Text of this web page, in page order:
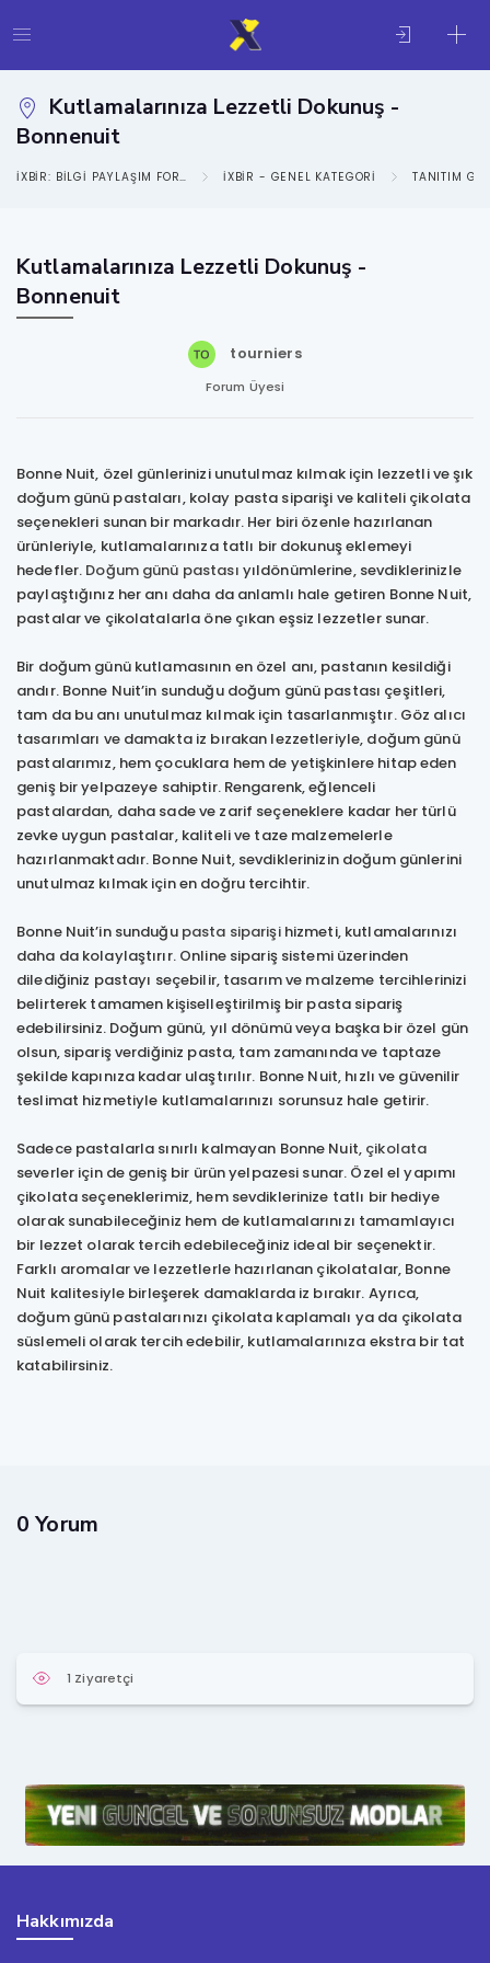
Kutlamalarınıza Lezzetli Dokunuş -
Bonnenuit
IXBIR: BILGI PAYLAŞIM FORUMU IXBIR - GENEL KATEGORI TANITIM
Kutlamalarınıza Lezzetli Dokunuş -
Bonnenuit
tourniers
Forum Üyesi
Bonne Nuit, özel günlerinizi unutulmaz kılmak için lezzetli ve şık
doğum günü pastaları, kolay pasta siparişi ve kaliteli çikolata
seçenekleri sunan bir markadır. Her biri özenle hazırlanan
ürünleriyle, kutlamalarınıza tatlı bir dokunuş eklemeyi
hedefler. Doğum günü pastası yıldönümlerine, sevdiklerinizle
paylaştığınız her anı daha da anlamlı hale getiren Bonne Nuit,
pastalar ve çikolatalarla öne çıkan eşsiz lezzetler sunar.
Bir doğum günü kutlamasının en özel anı, pastanın kesildiği
andır. Bonne Nuit’in sunduğu doğum günü pastası çeşitleri,
tam da bu anı unutulmaz kılmak için tasarlanmıştır. Göz alıcı
tasarımları ve damakta iz bırakan lezzetleriyle, doğum günü
pastalarımız, hem çocuklara hem de yetişkinlere hitap eden
geniş bir yelpazeye sahiptir. Rengarenk, eğlenceli
pastalardan, daha sade ve zarif seçeneklere kadar her türlü
zevke uygun pastalar, kaliteli ve taze malzemelerle
hazırlanmaktadır. Bonne Nuit, sevdiklerinizin doğum günlerini
unutulmaz kılmak için en doğru tercihtir.
Bonne Nuit’in sunduğu pasta siparişihizmeti, kutlamalarınızı
daha da kolaylaştırır. Online sipariş sistemi üzerinden
dilediğiniz pastayı seçebilir, tasarım ve malzeme tercihlerinizi
belirterek tamamen kişiselleştirilmiş bir pasta sipariş
edebilirsiniz. Doğum günü, yıl dönümü veya başka bir özel gün
olsun, sipariş verdiğiniz pasta, tam zamanında ve taptaze
şekilde kapınıza kadar ulaştırılır. Bonne Nuit, hızlı ve güvenilir
teslimat hizmetiyle kutlamalarınızı sorunsuz hale getirir.
Sadece pastalarla sınırlı kalmayan Bonne Nuit, çikolata
severler için de geniş bir ürün yelpazesi sunar. Özel el yapımı
çikolata seçeneklerimiz, hem sevdiklerinize tatlı bir hediye
olarak sunabileceğiniz hem de kutlamalarınızı tamamlayıcı
bir lezzet olarak tercih edebileceğiniz ideal bir seçenektir.
Farklı aromalar ve lezzetlerle hazırlanan çikolatalar, Bonne
Nuit kalitesiyle birleşerek damaklarda iz bırakır. Ayrıca,
doğum günü pastalarınızı çikolata kaplamalı ya da çikolata
süslemeli olarak tercih edebilir, kutlamalarınıza ekstra bir tat
katabilirsiniz.
0 Yorum
1 Ziyaretçi
Hakkımızda